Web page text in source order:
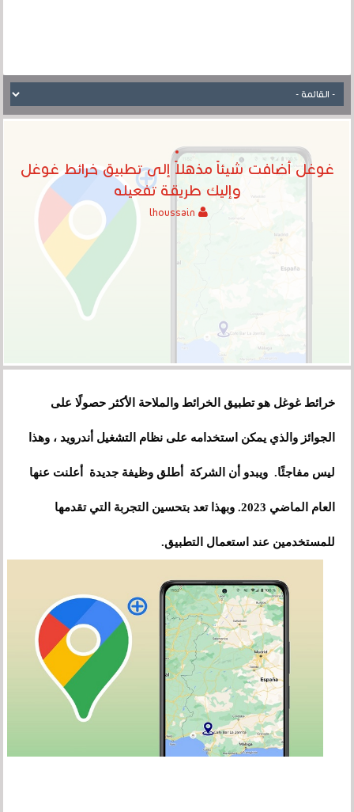
غوغل أضافت شيئاً مذهلاً إلى تطبيق خرائط غوغل
وإليك طريقة تفعيله
خرائط غوغل هو تطبيق الخرائط والملاحة الأكثر حصولًا على
الجوائز والذي يمكن استخدامه على نظام التشغيل أندرويد ، وهذا
ليس مفاجئًا. ويبدو أن الشركة أطلق وظيفة جديدة أعلنت عنها
العام الماضي 2023. وبهذا تعد بتحسين التجربة التي تقدمها
للمستخدمين عند استعمال التطبيق.